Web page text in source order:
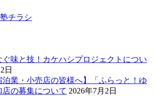
チラシ
ぐ味と技！カケハシプロジェクトについ
日
泊業・小売店の皆様へ】「ふらっと！ゆ
店の募集について 2026年7月2日